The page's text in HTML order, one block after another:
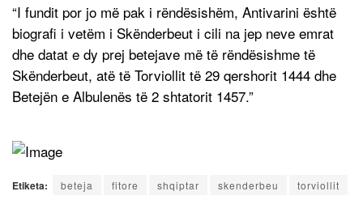
“I fundit por jo më pak i rëndësishëm, Antivarini është
biografi i vetëm i Skënderbeut i cili na jep neve emrat
dhe datat e dy prej betejave më të rëndësishme të
Skënderbeut, atë të Torviollit të 29 qershorit 1444 dhe
Betejën e Albulenës të 2 shtatorit 1457.”
Etiketa: beteja fitore shqiptar skenderbeu torviollit